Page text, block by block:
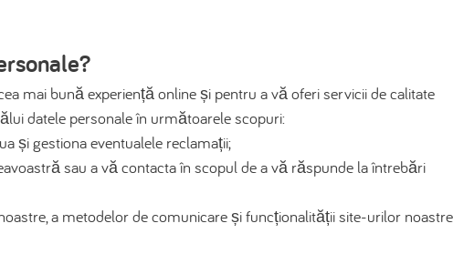
mai bună experiență online și pentru a vă oferi servicii de calitate
datele personale în următoarele scopuri:
și gestiona eventualele reclamații;
sau a vă contacta în scopul de a vă răspunde la întrebări
a metodelor de comunicare și funcționalității site-urilor noastre